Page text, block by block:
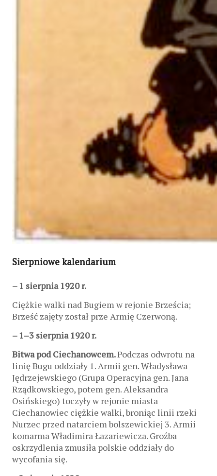
Sierpniowe kalendarium
–1 sierpnia 1920 r.
Ciężkie walki nad Bugiem w rejonie Brześcia;
Brześć zajęty został prze Armię Czerwoną.
– 1–3 sierpnia 1920 r.
Bitwa pod Ciechanowcem.Podczas odwrotu na
linię Bugu oddziały 1. Armii gen. Władysława
Jędrzejewskiego (Grupa Operacyjna gen. Jana
Rządkowskiego, potem gen. Aleksandra
Osińskiego) toczyły w rejonie miasta
Ciechanowiec ciężkie walki, broniąc linii rzeki
Nurzec przed natarciem bolszewickiej 3. Armii
komarma Władimira Łazariewicza. Groźba
oskrzydlenia zmusiła polskie oddziały do
wycofania się.